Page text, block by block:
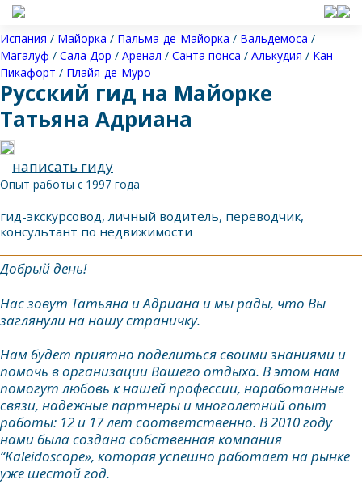
Испания / Майорка / Пальма-де-Майорка / Вальдемоса /
Магалуф / Сала Дор / Аренал / Санта понса / Алькудия / Кан
Пикафорт / Плайя-де-Муро
Русский гид на Майорке
Татьяна Адриана
написать гиду
Опыт работы с 1997 года
гид-экскурсовод, личный водитель, переводчик,
консультант по недвижимости
Добрый день!
Нас зовут Татьяна и Адриана и мы рады, что Вы
заглянули на нашу страничку.
Нам будет приятно поделиться своими знаниями и
помочь в организации Вашего отдыха. В этом нам
помогут любовь к нашей профессии, наработанные
связи, надёжные партнеры и многолетний опыт
работы: 12 и 17 лет соответственно. В 2010 году
нами была создана собственная компания
“Kaleidoscope», которая успешно работает на рынке
уже шестой год.